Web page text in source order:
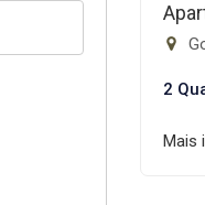
2
Mais